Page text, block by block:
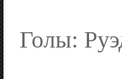
Голы: